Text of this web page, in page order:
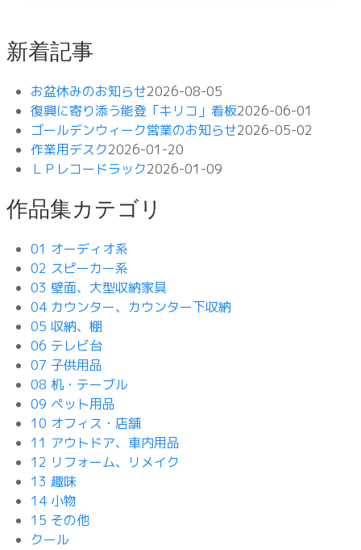
新着記事
お盆休みのお知らせ2026-08-05
復興に寄り添う能登「キリコ」看板2026-06-01
ゴールデンウィーク営業のお知らせ2026-05-02
作業用デスク2026-01-20
ＬＰレコードラック2026-01-09
作品集カテゴリ
01 オーディオ系
02 スピーカー系
03 壁面、大型収納家具
04 カウンター、カウンター下収納
05 収納、棚
06 テレビ台
07 子供用品
08 机・テーブル
09 ペット用品
10 オフィス・店舗
11 アウトドア、車内用品
12 リフォーム、リメイク
13 趣味
14 小物
15 その他
クール